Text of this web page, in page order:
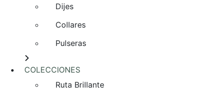
Dijes
Collares
Pulseras
COLECCIONES
Ruta Brillante